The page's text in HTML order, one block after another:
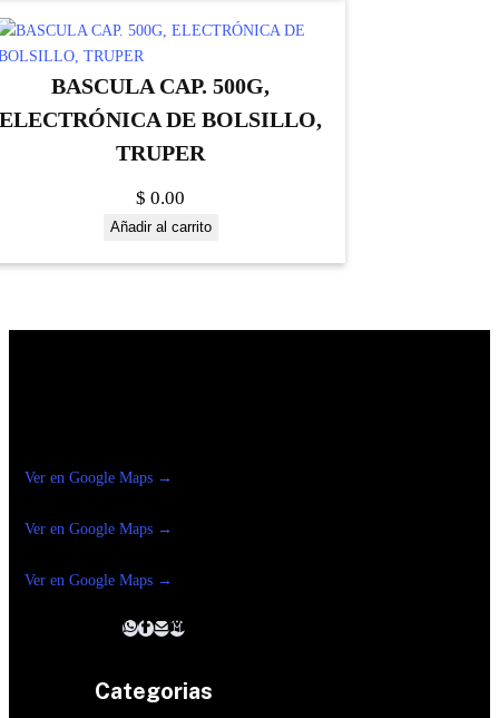
BASCULA CAP. 500G,
ELECTRÓNICA DE BOLSILLO,
TRUPER
$ 0.00
Añadir al carrito
Ver en Google Maps →
Ver en Google Maps →
Ver en Google Maps →
Categorias